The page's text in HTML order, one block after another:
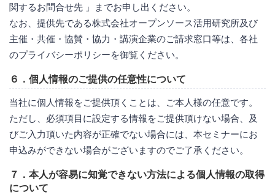
関するお問合せ先 」までお申し出ください。
なお、提供先である株式会社オープンソース活用研究所及び
主催・共催・協賛・協力・講演企業のご請求窓口等は、各社
のプライバシーポリシーを御覧ください。
６．個人情報のご提供の任意性について
当社に個人情報をご提供頂くことは、ご本人様の任意です。
ただし、必須項目に設定する情報をご提供頂けない場合、及
びご入力頂いた内容が正確でない場合には、本セミナーにお
申込みができない場合がございますのでご了承ください。
７．本人が容易に知覚できない方法による個人情報の取得
について